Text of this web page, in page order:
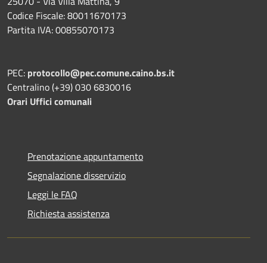
Codice Fiscale: 80011670173
Partita IVA: 00855070173
PEC: protocollo@pec.comune.caino.bs.it
Centralino (+39) 030 6830016
Orari Uffici comunali
Prenotazione appuntamento
Segnalazione disservizio
Leggi le FAQ
Richiesta assistenza